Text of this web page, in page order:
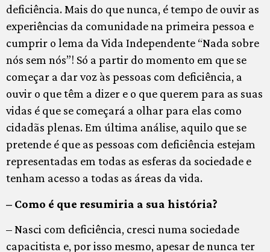
deficiência. Mais do que nunca, é tempo de ouvir as
experiências da comunidade na primeira pessoa e
cumprir o lema da Vida Independente “Nada sobre
nós sem nós”! Só a partir do momento em que se
começar a dar voz às pessoas com deficiência, a
ouvir o que têm a dizer e o que querem para as suas
vidas é que se começará a olhar para elas como
cidadãs plenas. Em última análise, aquilo que se
pretende é que as pessoas com deficiência estejam
representadas em todas as esferas da sociedade e
tenham acesso a todas as áreas da vida.
– Como é que resumiria a sua história?
– Nasci com deficiência, cresci numa sociedade
capacitista e, por isso mesmo, apesar de nunca ter